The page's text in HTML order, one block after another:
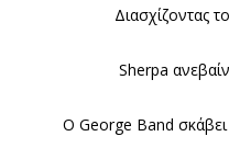
Διασχίζοντας
Sherpa
Ο George Band